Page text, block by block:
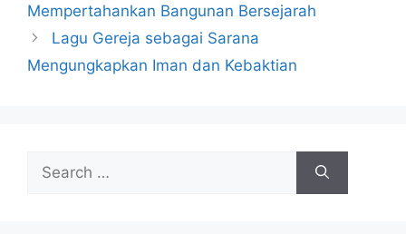
Mempertahankan Bangunan Bersejarah
Lagu Gereja sebagai Sarana
Mengungkapkan Iman dan Kebaktian
Search
for: